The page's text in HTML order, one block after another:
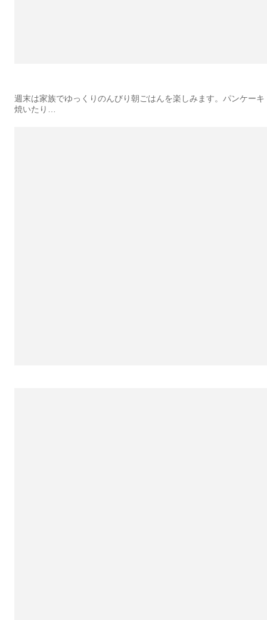
週末は家族でゆっくりのんびり朝ごはんを楽しみます。パンケーキ
焼いたり…